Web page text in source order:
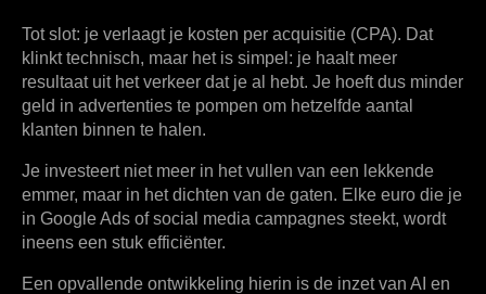
Tot slot: je verlaagt je kosten per acquisitie (CPA). Dat
klinkt technisch, maar het is simpel: je haalt meer
resultaat uit het verkeer dat je al hebt. Je hoeft dus minder
geld in advertenties te pompen om hetzelfde aantal
klanten binnen te halen.
Je investeert niet meer in het vullen van een lekkende
emmer, maar in het dichten van de gaten. Elke euro die je
in Google Ads of social media campagnes steekt, wordt
ineens een stuk efficiënter.
Een opvallende ontwikkeling hierin is de inzet van AI en